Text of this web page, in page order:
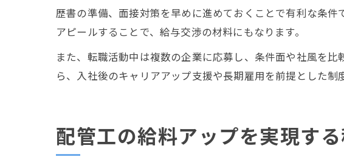
歴書の準備、面接対策を早めに進めておくことで有利な条
アピールすることで、給与交渉の材料にもなります。
また、転職活動中は複数の企業に応募し、条件面や社風を
ら、入社後のキャリアアップ支援や長期雇用を前提とした制
配管工の給料アップを実現す